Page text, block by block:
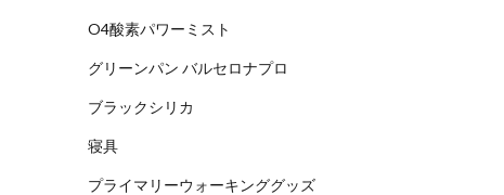
O4酸素パワーミスト
グリーンパン バルセロナプロ
ブラックシリカ
寝具
プライマリーウォーキンググッズ